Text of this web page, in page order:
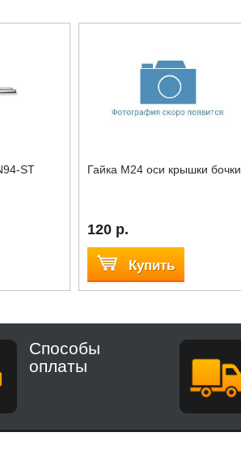
ST Гайка М24 оси крышки бочки
120 р.
Купить
Способы
оплаты